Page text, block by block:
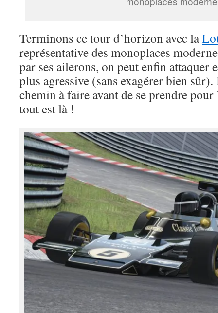
Terminons ce tour d’horizon avec la
représentative des monoplaces
par ses ailerons, on peut enfin attaquer
plus agressive (sans exagérer bien
chemin à faire avant de se prendre
tout est là !